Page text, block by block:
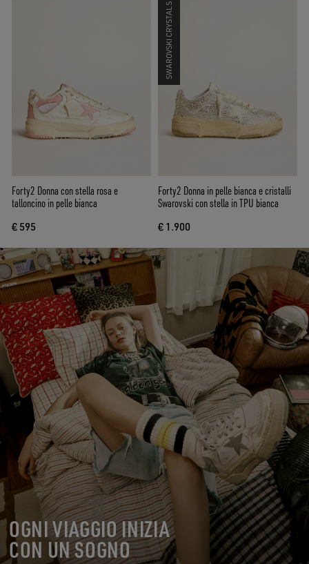
Forty2 Donna con stella rosa e
talloncino in pelle bianca
€ 595
SWAROVSKI CRYSTALS
Forty2 Donna in pelle bianca e cristalli
Swarovski con stella in TPU bianca
€ 1.900
OGNI VIAGGIO INIZIA
CON UN SOGNO